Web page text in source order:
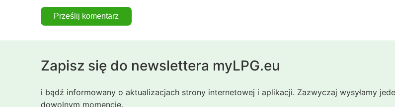
Zapisz się do newslettera myLPG.eu
i bądź informowany o aktualizacjach strony internetowej i aplikacji. Zazwyczaj wysyłamy
dowolnym momencie.